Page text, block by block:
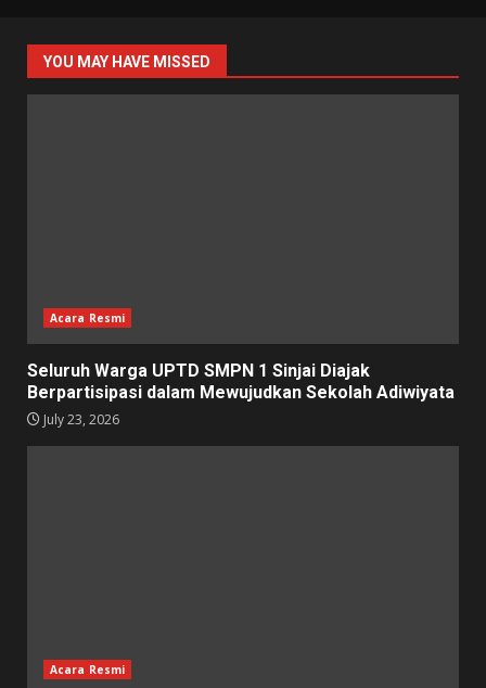
YOU MAY HAVE MISSED
Acara Resmi
Seluruh Warga UPTD SMPN 1 Sinjai Diajak
Berpartisipasi dalam Mewujudkan Sekolah Adiwiyata
July 23, 2026
Acara Resmi